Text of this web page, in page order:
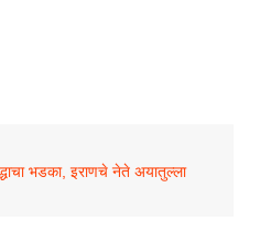
भडका, इराणचे नेते अयातुल्ला